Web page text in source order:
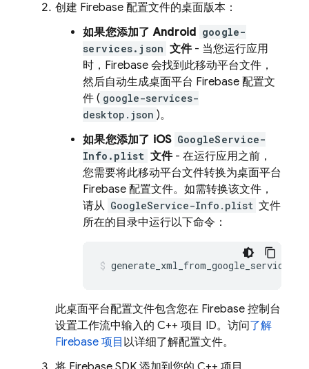
创建 Firebase 配置文件的桌面版本：
如果您添加了 Android google-
services.json 文件- 当您运行应用
时，Firebase 会找到此移动平台文件，
然后自动生成桌面平台 Firebase 配置文
件 ( google-services-
desktop.json )。
如果您添加了 iOS GoogleService-
Info.plist 文件- 在运行应用之前，
您需要将此移动平台文件转换为桌面平台
Firebase 配置文件。如需转换该文件，
请从 GoogleService-Info.plist 文件
所在的目录中运行以下命令：
此桌面平台配置文件包含您在 Firebase 控制台
设置工作流中输入的 C++ 项目 ID。访问了解
Firebase 项目 以详细了解配置文件。